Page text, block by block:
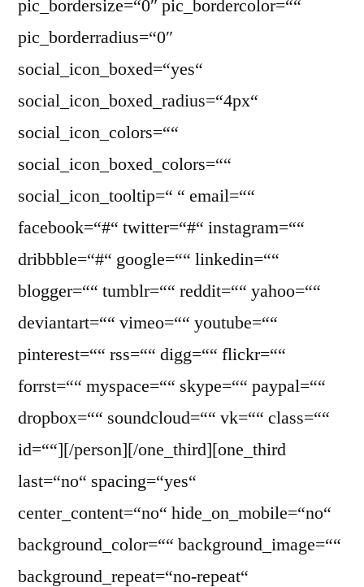
pic_bordersize=“0″ pic_bordercolor=““
pic_borderradius=“0″
social_icon_boxed=“yes“
social_icon_boxed_radius=“4px“
social_icon_colors=““
social_icon_boxed_colors=““
social_icon_tooltip=“ “ email=““
facebook=“#“ twitter=“#“ instagram=““
dribbble=“#“ google=““ linkedin=““
blogger=““ tumblr=““ reddit=““ yahoo=““
deviantart=““ vimeo=““ youtube=““
pinterest=““ rss=““ digg=““ flickr=““
forrst=““ myspace=““ skype=““ paypal=““
dropbox=““ soundcloud=““ vk=““ class=““
id=““][/person][/one_third][one_third
last=“no“ spacing=“yes“
center_content=“no“ hide_on_mobile=“no“
background_color=““ background_image=““
background_repeat=“no-repeat“